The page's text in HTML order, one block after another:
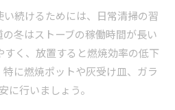
続けるためには、日常清掃の習
冬はストーブの稼働時間が長い
く、放置すると燃焼効率の低下
に燃焼ポットや灰受け皿、ガラ
に行いましょう。